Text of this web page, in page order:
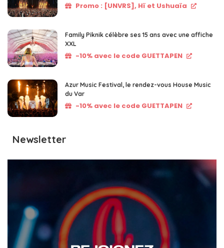
Promo : [UNVRS], Hï et Ushuaïa
Family Piknik célèbre ses 15 ans avec une affiche
XXL
-10% avec le code GUETTAPEN
Azur Music Festival, le rendez-vous House Music
du Var
-10% avec le code GUETTAPEN
Newsletter